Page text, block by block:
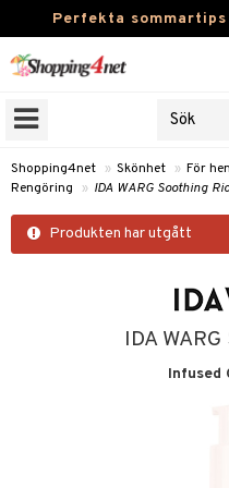
Perfekta sommartips
Skönhet
Kontaktlinser
Apotek
Hem & Inredning
Leksaker, Barn & Baby
Shopping4net » Skönhet » För
Rengöring
» IDA WARG Soothing
Produkten har utgått
IDA
Infused